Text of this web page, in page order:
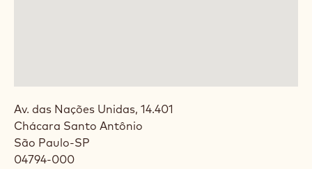
Av. das Nações Unidas, 14.401
Chácara Santo Antônio
São Paulo-SP
04794-000